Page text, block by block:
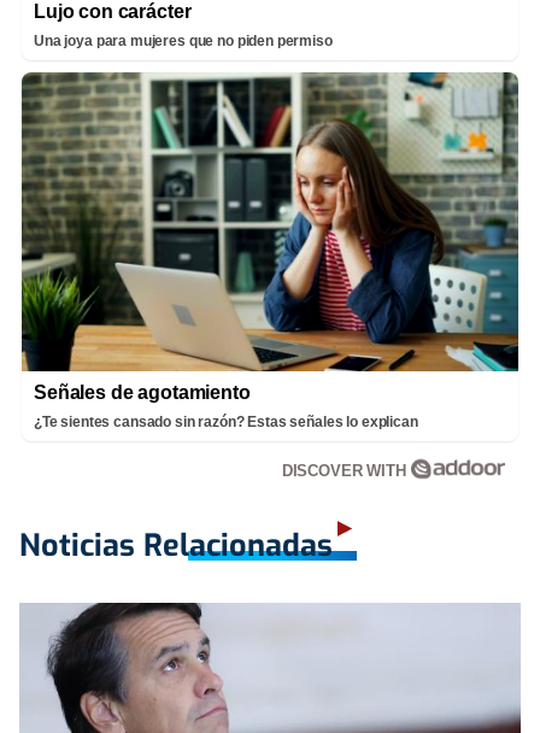
Lujo con carácter
Una joya para mujeres que no piden permiso
Señales de agotamiento
¿Te sientes cansado sin razón? Estas señales lo explican
DISCOVER WITH
Noticias Relacionadas